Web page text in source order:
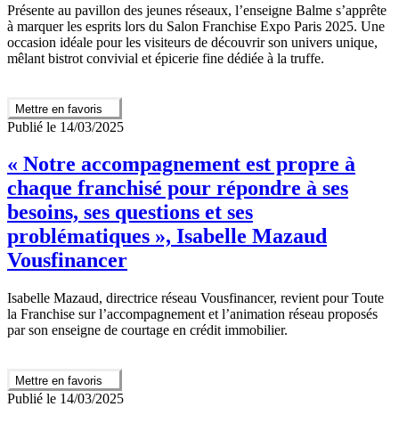
Présente au pavillon des jeunes réseaux, l’enseigne Balme s’apprête
à marquer les esprits lors du Salon Franchise Expo Paris 2025. Une
occasion idéale pour les visiteurs de découvrir son univers unique,
mêlant bistrot convivial et épicerie fine dédiée à la truffe.
Mettre en favoris
Publié le 14/03/2025
« Notre accompagnement est propre à
chaque franchisé pour répondre à ses
besoins, ses questions et ses
problématiques », Isabelle Mazaud
Vousfinancer
Isabelle Mazaud, directrice réseau Vousfinancer, revient pour Toute
la Franchise sur l’accompagnement et l’animation réseau proposés
par son enseigne de courtage en crédit immobilier.
Mettre en favoris
Publié le 14/03/2025